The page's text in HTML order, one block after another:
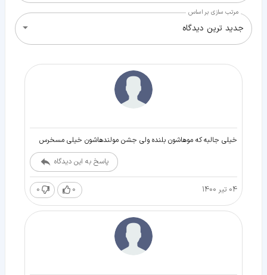
مرتب سازی بر اساس
جدید ترین دیدگاه
خیلی جالبه که موهاشون بلنده ولی جشن مولندهاشون خیلی مسخرس
پاسخ به این دیدگاه
04 تیر 1400 0
0